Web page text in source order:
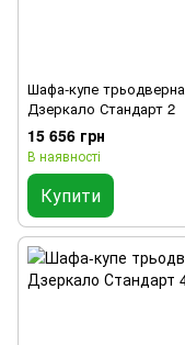
Шафа-купе трьодверна
Дзеркало Стандарт 2
15 656 грн
В наявності
Купити